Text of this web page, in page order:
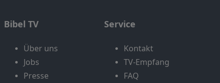
Bibel TV
Über uns
Jobs
Presse
Service
Kontakt
TV-Empfang
FAQ